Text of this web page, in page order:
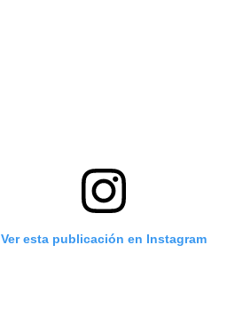
Ver esta publicación en Instagram